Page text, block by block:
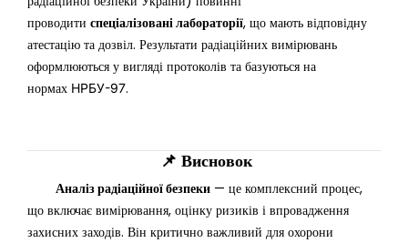
проводити спеціалізовані лабораторії, що мають відповідну
атестацію та дозвіл. Результати радіаційних вимірювань
оформлюються у вигляді протоколів та базуються на
нормах НРБУ-97.
📌 Висновок
Аналіз радіаційної безпеки — це комплексний процес,
що включає вимірювання, оцінку ризиків і впровадження
захисних заходів. Він критично важливий для охорони